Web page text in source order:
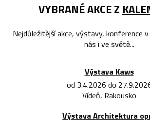
VYBRANÉ AKCE Z
Nejdůležitější akce, výstavy, konference
nás i ve světě...
Výstava Kaws
od 3.4.2026 do
Vídeň, Rakousko
Výstava Architektura